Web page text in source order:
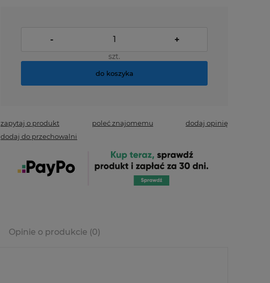
- +
szt.
do koszyka
zapytaj o produkt poleć znajomemu
dodaj opinię
dodaj do przechowalni
Opinie o produkcie (0)